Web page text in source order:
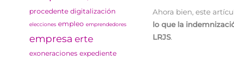
procedente digitalización
elecciones empleo emprendedores
empresa erte
exoneraciones expediente
Ahora bien, este
lo que la
LRJS.